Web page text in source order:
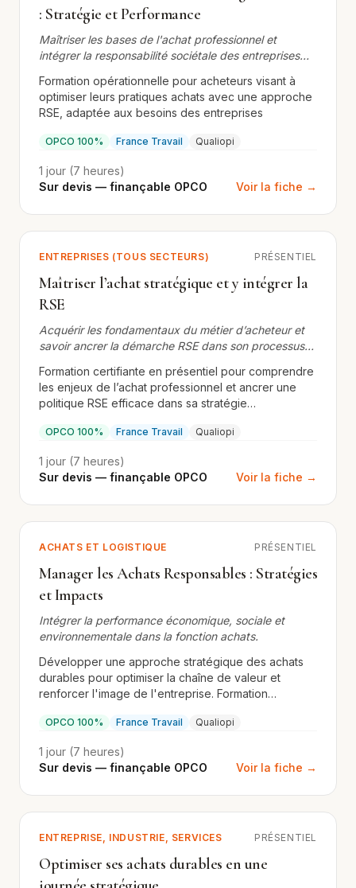
: Stratégie et Performance
Maîtriser les bases de l'achat professionnel et
intégrer la responsabilité sociétale des entreprises
Formation opérationnelle pour acheteurs visant à
optimiser leurs pratiques achats avec une approche
RSE, adaptée aux besoins des entreprises
OPCO 100% France Travail Qualiopi
1 jour (7 heures)
Sur devis — finançable OPCO
Voir la fiche →
ENTREPRISES (TOUS SECTEURS) PRÉSENTIEL
Maîtriser l’achat stratégique et y intégrer la
RSE
Acquérir les fondamentaux du métier d’acheteur et
savoir ancrer la démarche RSE dans son processus
Formation certifiante en présentiel pour comprendre
les enjeux de l’achat professionnel et ancrer une
politique RSE efficace dans sa stratégie
OPCO 100% France Travail Qualiopi
1 jour (7 heures)
Sur devis — finançable OPCO
Voir la fiche →
ACHATS ET LOGISTIQUE PRÉSENTIEL
Manager les Achats Responsables : Stratégies
et Impacts
Intégrer la performance économique, sociale et
environnementale dans la fonction achats.
Développer une approche stratégique des achats
durables pour optimiser la chaîne de valeur et
renforcer l'image de l'entreprise. Formation
OPCO 100% France Travail Qualiopi
1 jour (7 heures)
Sur devis — finançable OPCO
Voir la fiche →
ENTREPRISE, INDUSTRIE, SERVICES PRÉSENTIEL
Optimiser ses achats durables en une